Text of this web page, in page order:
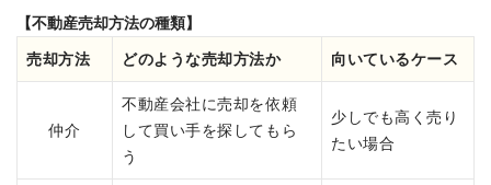
【不動産売却方法の種類】
売却方法 どのような売却方法か 向いているケース
仲介
不動産会社に売却を依頼
して買い手を探してもら
う
少しでも高く売り
たい場合